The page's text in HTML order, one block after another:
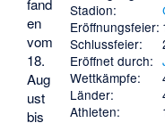
Stadion:
Eröffnungsfeier:
Schlussfeier:
Eröffnet durch:
Wettkämpfe:
Länder:
Athleten:
fand
en
vom
18.
Aug
ust
bis